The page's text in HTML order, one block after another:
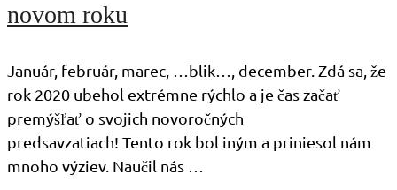
novom roku
Január, február, marec, …blik…, december. Zdá sa, že
rok 2020 ubehol extrémne rýchlo a je čas začať
premýšľať o svojich novoročných
predsavzatiach! Tento rok bol iným a priniesol nám
mnoho výziev. Naučil nás …